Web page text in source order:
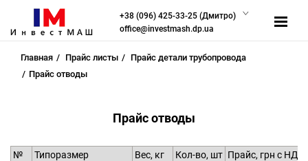
+38 (096) 425-33-25 (Дмитро)
office@investmash.dp.ua
Главная Прайс листы
Прайс детали трубопровода
Прайс отводы
Прайс отводы
№ Типоразмер Вес, кг Кол-во, шт Прайс, грн с НДС